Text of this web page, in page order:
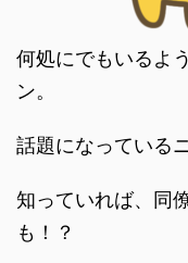
何処にでもいるよ
ン。
話題になっている
知っていれば、同
も！？